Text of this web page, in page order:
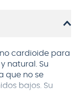
cardioide para
natural. Su
que no se
bajos. Su